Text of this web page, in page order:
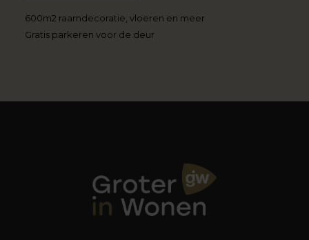
600m2 raamdecoratie, vloeren en meer
Gratis parkeren voor de deur